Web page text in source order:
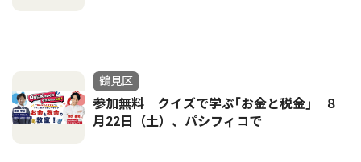
鶴見区
参加無料 クイズで学ぶ｢お金と税金｣ ８
月22日（土）、パシフィコで